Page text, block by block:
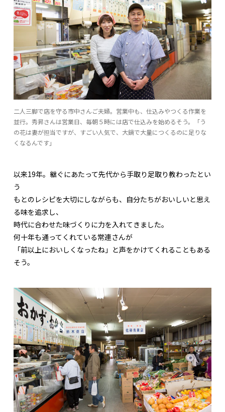
二人三脚で店を守る市中さんご夫婦。営業中も、仕込みやつくる作業を
並行。秀昇さんは営業日、毎朝５時には店で仕込みを始めるそう。「う
の花は妻が担当ですが、すごい人気で、大鍋で大量につくるのに足りな
くなるんです」
以来19年。継ぐにあたって先代から手取り足取り教わったとい
う
もとのレシピを大切にしながらも、自分たちがおいしいと思え
る味を追求し、
時代に合わせた味づくりに力を入れてきました。
何十年も通ってくれている常連さんが
「前以上においしくなったね」と声をかけてくれることもある
そう。